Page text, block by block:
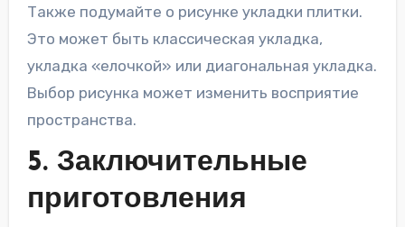
Также подумайте о рисунке укладки плитки.
Это может быть классическая укладка,
укладка «елочкой» или диагональная укладка.
Выбор рисунка может изменить восприятие
пространства.
5. Заключительные
приготовления